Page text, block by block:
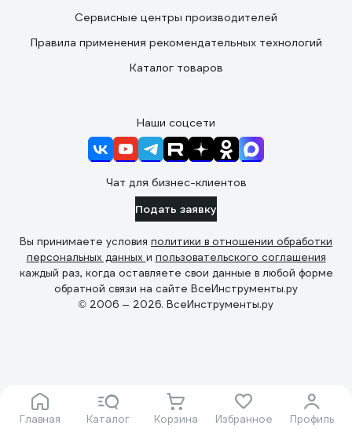
Главная Каталог Корзина Избранное Профиль
Сервисные центры производителей
Правила применения рекомендательных технологий
Каталог товаров
Наши соцсети
Чат для бизнес-клиентов
Подать заявку
Вы принимаете условия политики в отношении обработки
персональных данных и пользовательского соглашения
каждый раз, когда оставляете свои данные в любой форме
обратной связи на сайте ВсеИнструменты.ру
© 2006 — 2026. ВсеИнструменты.ру